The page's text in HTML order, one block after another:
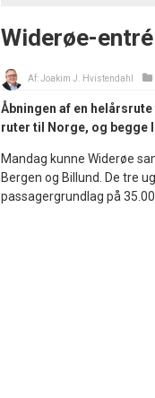
Widerøe-
Af:Joakim J. Hvistendahl
Åbningen af en
ruter til Norge, og begge
Mandag kunne Widerøe
Bergen og Billund. De tre
passagergrundlag på